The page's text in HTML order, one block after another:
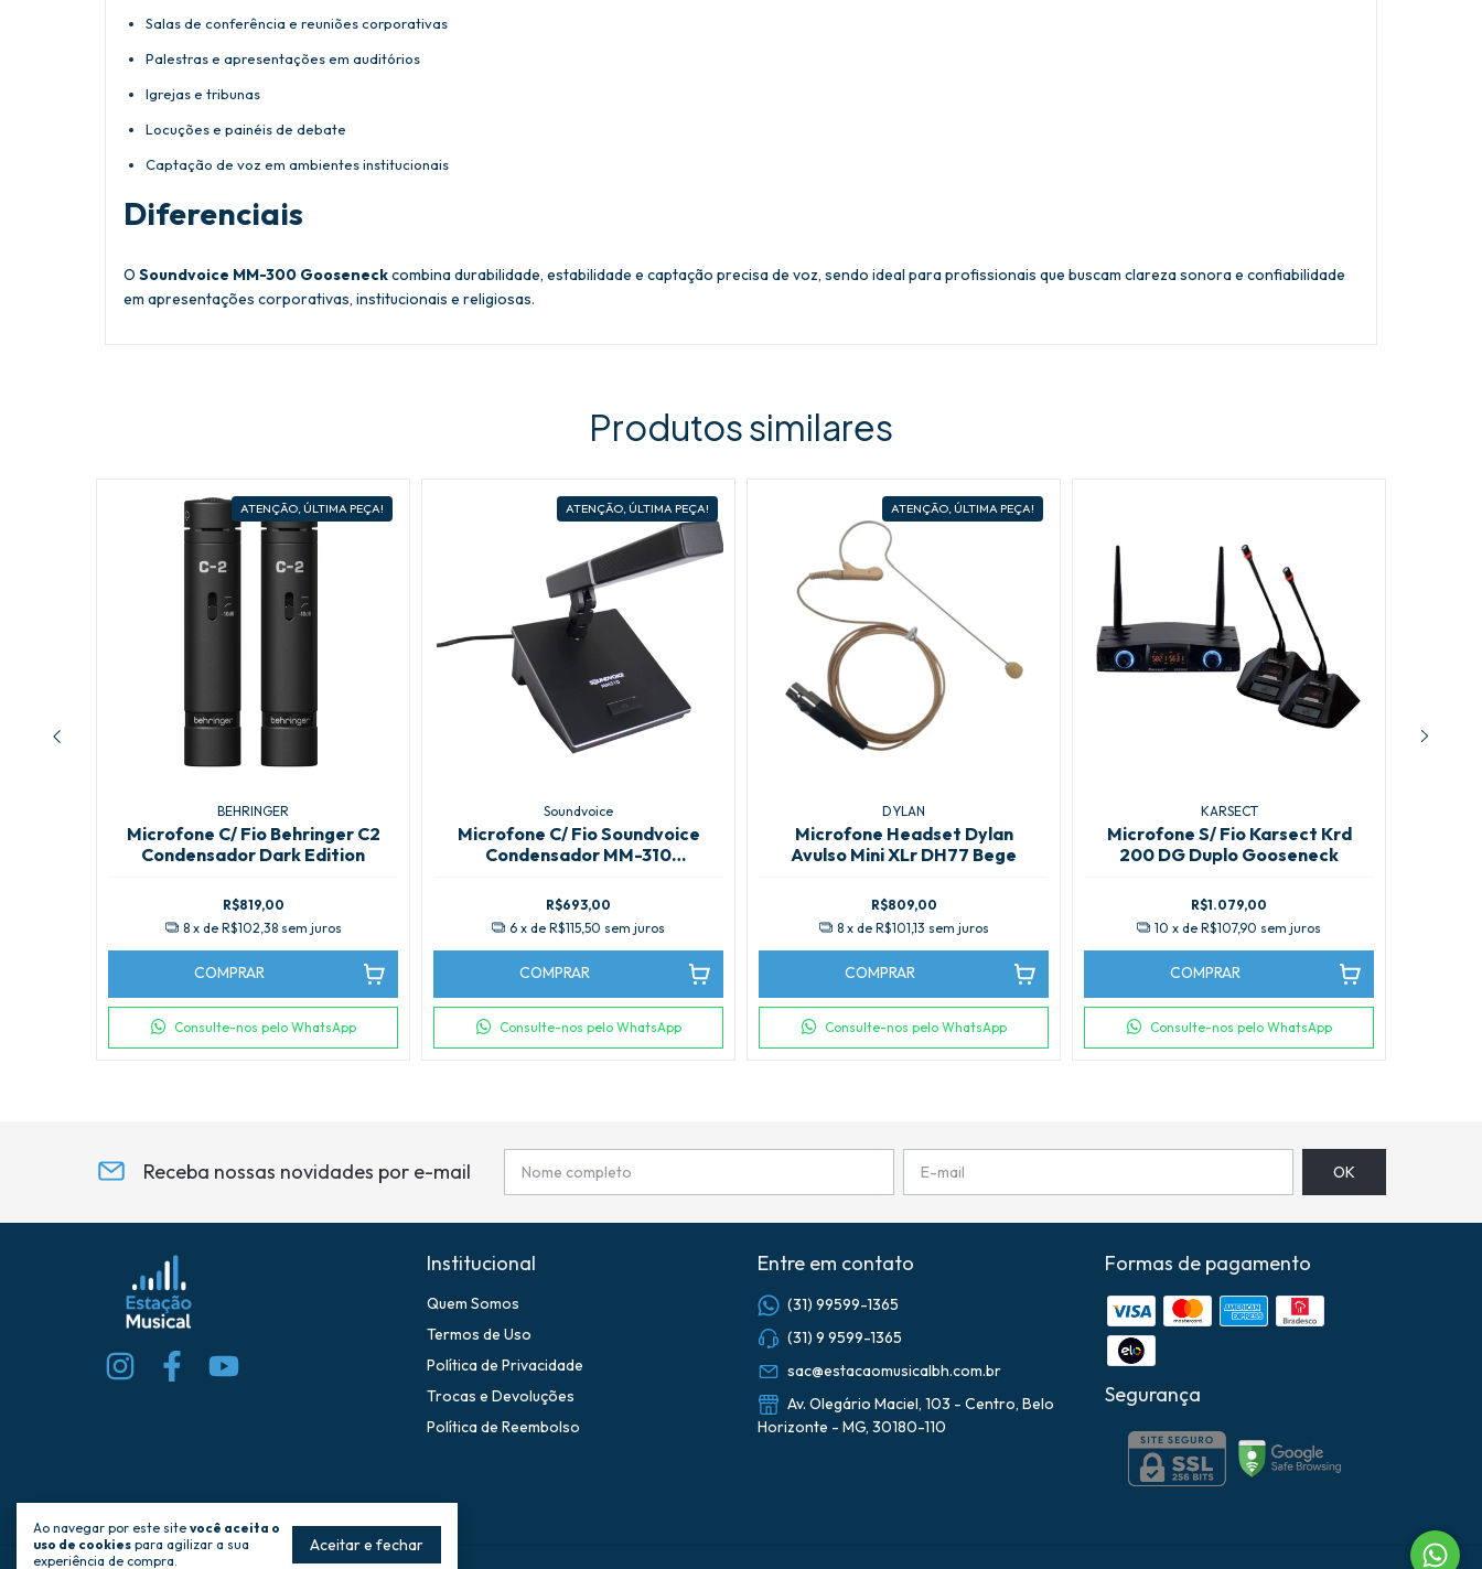
Ao navegar por este site você aceita o
uso de cookies para agilizar a sua
experiência de compra.
Aceitar e fechar
Salas de conferência e reuniões corporativas
Palestras e apresentações em auditórios
Igrejas e tribunas
Locuções e painéis de debate
Captação de voz em ambientes institucionais
Diferenciais
O Soundvoice MM-300 Gooseneckcombina durabilidade, estabilidade e captação precisa de voz, sendo ideal para profissionais que buscam clareza sonora e confiabilidade
em apresentações corporativas, institucionais e religiosas.
Produtos similares
ATENÇÃO, ÚLTIMA PEÇA!
BEHRINGER
Microfone C/ Fio Behringer C2
Condensador Dark Edition
R$819,00
8 x de R$102,38 sem juros
COMPRAR
Consulte-nos pelo WhatsApp
ATENÇÃO, ÚLTIMA PEÇA!
Soundvoice
Microfone C/ Fio Soundvoice
Condensador MM-310
R$693,00
6 x de R$115,50 sem juros
COMPRAR
Consulte-nos pelo WhatsApp
ATENÇÃO, ÚLTIMA PEÇA!
DYLAN
Microfone Headset Dylan
Avulso Mini XLr DH77 Bege
R$809,00
8 x de R$101,13 sem juros
COMPRAR
Consulte-nos pelo WhatsApp
KARSECT
Microfone S/ Fio Karsect Krd
200 DG Duplo Gooseneck
R$1.079,00
10 x de R$107,90 sem juros
COMPRAR
Consulte-nos pelo WhatsApp
Receba nossas novidades por e-mail
Institucional
Quem Somos
Termos de Uso
Política de Privacidade
Trocas e Devoluções
Política de Reembolso
Entre em contato
(31) 99599-1365
(31) 9 9599-1365
sac@estacaomusicalbh.com.br
Av. Olegário Maciel, 103 - Centro, Belo
Horizonte - MG, 30180-110
Formas de pagamento
Segurança